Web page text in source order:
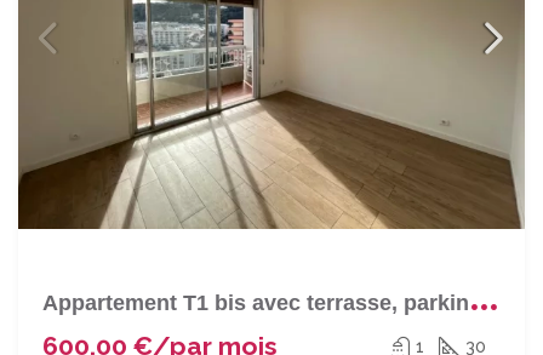
A
ppartement T1 bis avec terrasse, parking et cave à BASTIA (Annonciade)
600.00 €/par mois 1 30